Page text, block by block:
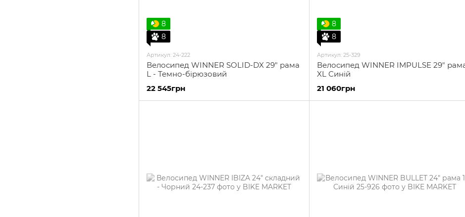
8
8
Артикул: 24-222
Велосипед WINNER SOLID-DX 29" рама
L - Темно-бірюзовий
22 545грн
8
8
Артикул: 25-329
Велосипед WINNER IMPULSE 29"
XL Синій
21 060грн